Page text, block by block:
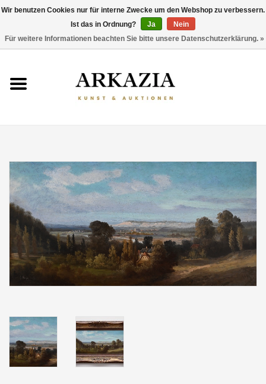
AKTUELLER KATALOG
THEMEN
ENTDECKEN
Wir benutzen Cookies nur für interne Zwecke um den Webshop zu verbessern.
Ist das in Ordnung?
Ja
Nein
Für weitere Informationen beachten Sie bitte unsere Datenschutzerklärung. »